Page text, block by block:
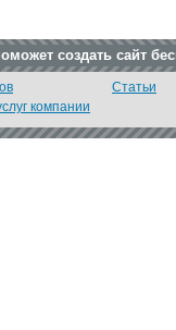
создать сайт
компании
Статьи